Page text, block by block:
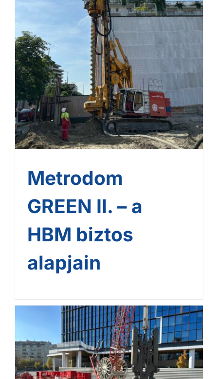
Metrodom GREEN II. – a
HBM biztos alapjain
Metrodom
GREEN II. – a
HBM biztos
alapjain
H2A Irodaház –